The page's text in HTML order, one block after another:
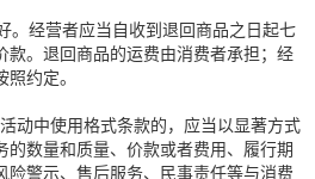
经营者应当自收到退回商品之日起七
款。退回商品的运费由消费者承担；经
约定。
动中使用格式条款的，应当以显著方式
的数量和质量、价款或者费用、履行期
险警示、售后服务、民事责任等与消费